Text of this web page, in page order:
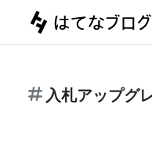
入札アップグ